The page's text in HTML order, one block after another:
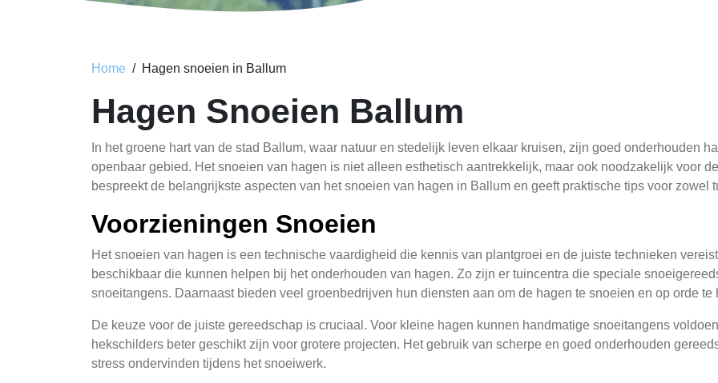
Home Hagen snoeien in Ballum
Hagen Snoeien Ballum
In het groene hart van de stad Ballum, waar natuur en stedelijk leven elkaar kruisen, zijn goed onderhouden
openbaar gebied. Het snoeien van hagen is niet alleen esthetisch aantrekkelijk, maar ook noodzakelijk voor
bespreekt de belangrijkste aspecten van het snoeien van hagen in Ballum en geeft praktische tips voor
Voorzieningen Snoeien
Het snoeien van hagen is een technische vaardigheid die kennis van plantgroei en de juiste technieken
beschikbaar die kunnen helpen bij het onderhouden van hagen. Zo zijn er tuincentra die speciale
snoeitangens. Daarnaast bieden veel groenbedrijven hun diensten aan om de hagen te snoeien en op orde te
De keuze voor de juiste gereedschap is cruciaal. Voor kleine hagen kunnen handmatige snoeitangens
hekschilders beter geschikt zijn voor grotere projecten. Het gebruik van scherpe en goed onderhouden
stress ondervinden tijdens het snoeiwerk.